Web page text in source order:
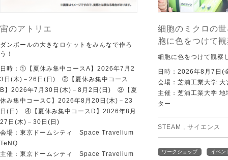
宙のアトリエ
ダンボールの大きなロケットをみんなで作ろ
う！
日時：①【夏休み集中コースA】2026年7月2
3日(木)－26日(日) ②【夏休み集中コース
B】2026年7月30日(木)－8月2日(日) ③【夏
休み集中コースC】2026年8月20日(木)－23
日(日) ④【夏休み集中コースD】2026年8月
27日(木)－30日(日)
会場：東京ドームシティ Space Travelium
TeNQ
主催：東京ドームシティ Space Travelium
細胞のミクロの
胞に色をつけて
細胞に色をつけて観察
日時：2026年8月7日(
会場：芝浦工業大学 大
主催：芝浦工業大学
ター
STEAM サイエンス
ワークショップ イベン